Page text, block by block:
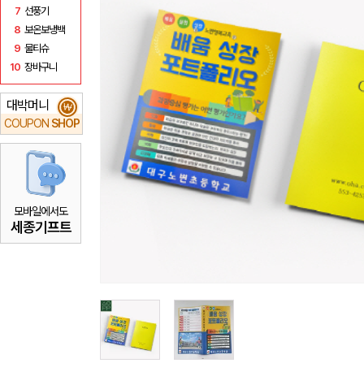
7 선풍기
8 보온보냉백
9 물티슈
10 장바구니
대박머니
COUPON SHOP
₩
모바일에서도
세종기프트